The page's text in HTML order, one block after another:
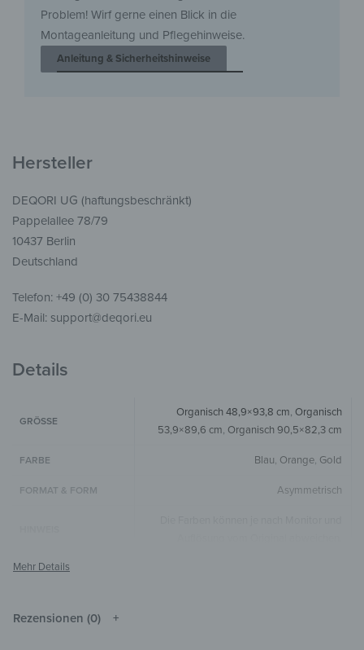
Problem! Wirf gerne einen Blick in die
Montageanleitung und Pflegehinweise.
Anleitung & Sicherheitshinweise
Hersteller
DEQORI UG (haftungsbeschränkt)
Pappelallee 78/79
10437 Berlin
Deutschland
Telefon: +49 (0) 30 75438844
E-Mail: support@deqori.eu
Details
GRÖSSE
Organisch 48,9×93,8 cm, Organisch
53,9×89,6 cm, Organisch 90,5×82,3 cm
FARBE Blau, Orange, Gold
FORMAT & FORM Asymmetrisch
MATERIALIEN
Rezensionen (0)